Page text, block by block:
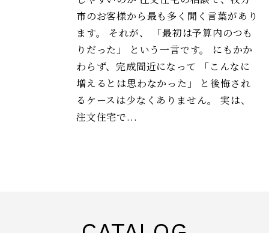
市のお客様から最も多く聞く言葉があり
ます。 それが、 「最初は予算内のつも
りだった」 という一言です。 にもかか
わらず、完成間近になって 「こんなに
増えるとは思わなかった」 と後悔され
るケースは少なくありません。 実は、
注文住宅で...